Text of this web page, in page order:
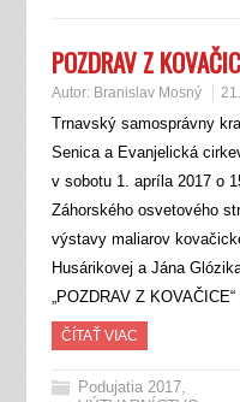
POZDRAV Z
Autor: Branislav Mosný
Trnavský samosprávny
Senica a Evanjelická
v sobotu 1. apríla 2017 o
Záhorského osvetového
výstavy maliarov
Husárikovej a Jána
„POZDRAV Z
ČÍTAŤ VIAC
Podujatia 2017,